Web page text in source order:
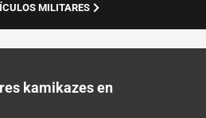
MILITARES
kamikazes en